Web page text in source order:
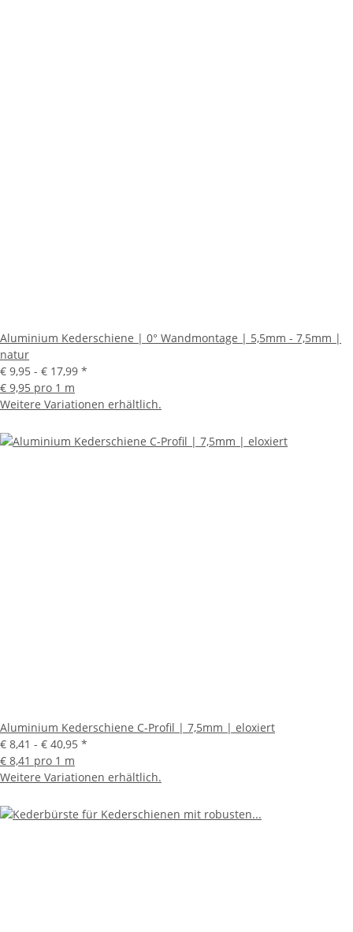
Aluminium Kederschiene | 0° Wandmontage | 5,5mm - 7,5mm |
natur
€ 9,95 - € 17,99 *
€ 9,95 pro 1 m
Weitere Variationen erhältlich.
Aluminium Kederschiene C-Profil | 7,5mm | eloxiert
€ 8,41 - € 40,95 *
€ 8,41 pro 1 m
Weitere Variationen erhältlich.